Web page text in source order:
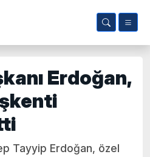
Erdoğan,
Tayyip Erdoğan, özel